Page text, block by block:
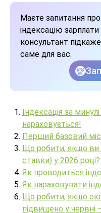
Маєте запитання про
індексацію
консультант
саме для вас.
Індексація за
нараховується!
Перший базовий
Що робити, якщо ви
ставки) у 2026 році?
Як проводиться
Як нараховувати
Що робити, якщо
підвищено у червні